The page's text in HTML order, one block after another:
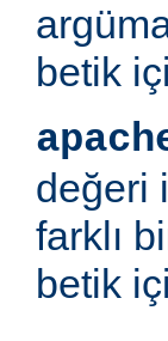
betik
değeri
farklı
betik